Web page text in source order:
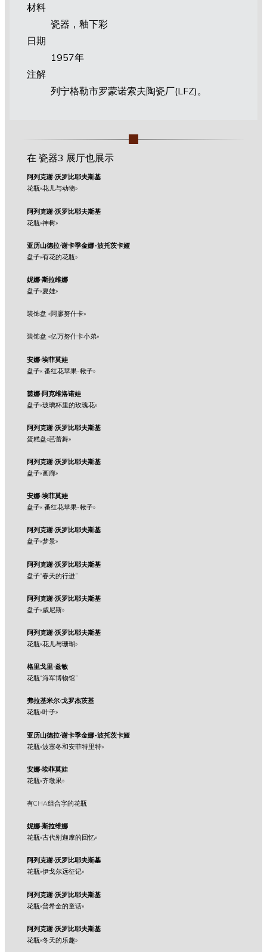
材料
瓷器，釉下彩
日期
1957年
注解
列宁格勒市罗蒙诺索夫陶瓷厂(LFZ)。
在 瓷器3 展厅也展示
阿列克谢·沃罗比耶夫斯基
花瓶«花儿与动物»
阿列克谢·沃罗比耶夫斯基
花瓶«神树»
亚历山德拉·谢卡季金娜-波托茨卡娅
盘子«有花的花瓶»
妮娜·斯拉维娜
盘子«夏娃»
装饰盘 «阿廖努什卡»
装饰盘 «亿万努什卡小弟»
安娜·埃菲莫娃
盘子« 番红花苹果-楸子»
茵娜·阿克维洛诺娃
盘子«玻璃杯里的玫瑰花»
阿列克谢·沃罗比耶夫斯基
蛋糕盘«芭蕾舞»
阿列克谢·沃罗比耶夫斯基
盘子«画廊»
安娜·埃菲莫娃
盘子« 番红花苹果-楸子»
阿列克谢·沃罗比耶夫斯基
盘子«梦景»
阿列克谢·沃罗比耶夫斯基
盘子“春天的行进”
阿列克谢·沃罗比耶夫斯基
盘子«威尼斯»
阿列克谢·沃罗比耶夫斯基
花瓶«花儿与珊瑚»
格里戈里·兹敏
花瓶“海军博物馆”
弗拉基米尔·戈罗杰茨基
花瓶«叶子»
亚历山德拉·谢卡季金娜-波托茨卡娅
花瓶«波塞冬和安菲特里特»
安娜·埃菲莫娃
花瓶«齐墩果»
有CHA组合字的花瓶
妮娜·斯拉维娜
花瓶«古代别迦摩的回忆»
阿列克谢·沃罗比耶夫斯基
花瓶«伊戈尔远征记»
阿列克谢·沃罗比耶夫斯基
花瓶«普希金的童话»
阿列克谢·沃罗比耶夫斯基
花瓶«冬天的乐趣»